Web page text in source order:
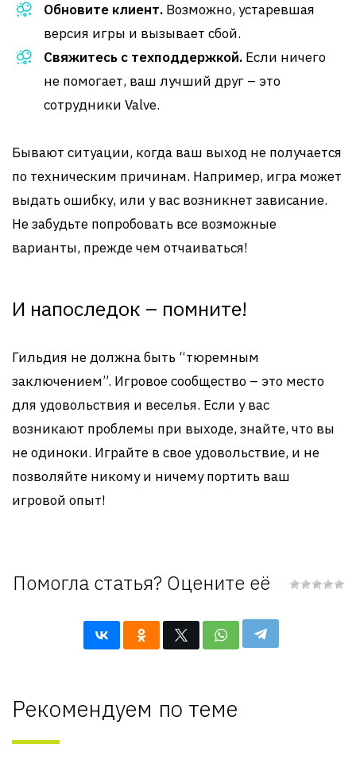
Обновите клиент. Возможно, устаревшая
версия игры и вызывает сбой.
Свяжитесь с техподдержкой. Если ничего
не помогает, ваш лучший друг – это
сотрудники Valve.
Бывают ситуации, когда ваш выход не получается
по техническим причинам. Например, игра может
выдать ошибку, или у вас возникнет зависание.
Не забудьте попробовать все возможные
варианты, прежде чем отчаиваться!
И напоследок – помните!
Гильдия не должна быть “тюремным
заключением”. Игровое сообщество – это место
для удовольствия и веселья. Если у вас
возникают проблемы при выходе, знайте, что вы
не одиноки. Играйте в свое удовольствие, и не
позволяйте никому и ничему портить ваш
игровой опыт!
Помогла статья? Оцените её
Рекомендуем по теме